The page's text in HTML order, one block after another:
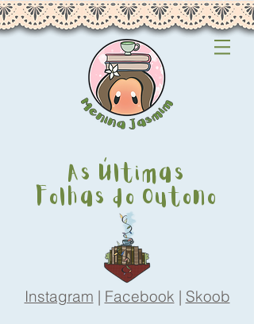
As Últimas
Folhas do Outono
Instagram | Facebook | Skoob